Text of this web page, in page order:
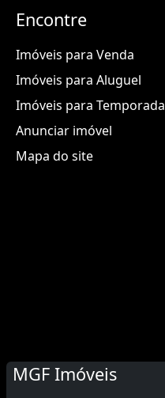
Encontre
Imóveis para Venda
Imóveis para Aluguel
Imóveis para Temporada
Anunciar imóvel
Mapa do site
MGF Imóveis